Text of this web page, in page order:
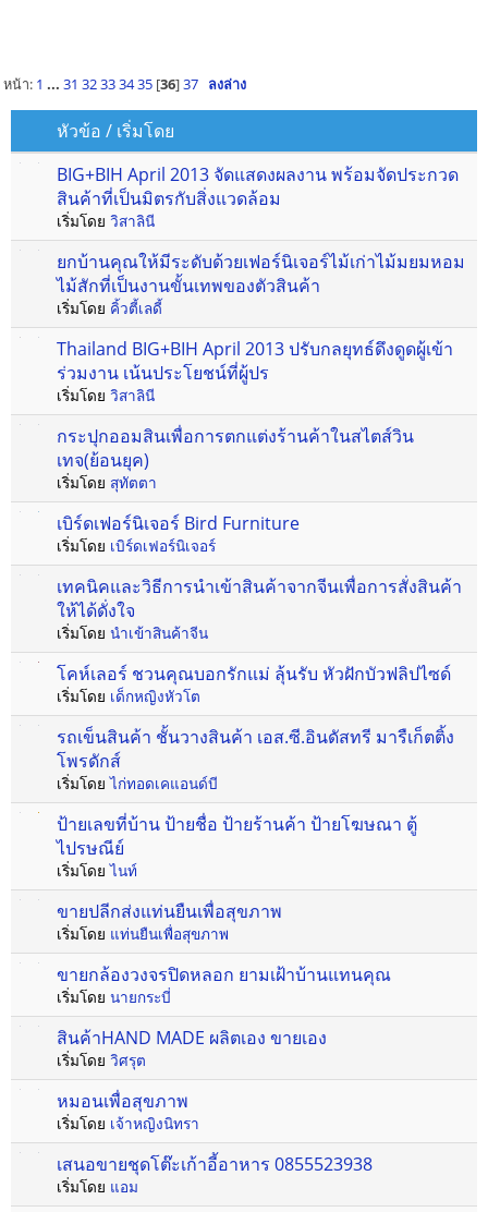
หน้า: 1 ... 31 32 33 34 35[36]37 ลงล่าง
หัวข้อ / เริ่มโดย
BIG+BIH April 2013 จัดแสดงผลงาน พร้อมจัดประกวด
สินค้าที่เป็นมิตรกับสิ่งแวดล้อม
เริ่มโดย วิสาลินี
ยกบ้านคุณให้มีระดับด้วยเฟอร์นิเจอร์ไม้เก่าไม้มยมหอม
ไม้สักที่เป็นงานขั้นเทพของตัวสินค้า
เริ่มโดย คิ้วตี้เลดี้
Thailand BIG+BIH April 2013 ปรับกลยุทธ์ดึงดูดผู้เข้า
ร่วมงาน เน้นประโยชน์ที่ผู้ปร
เริ่มโดย วิสาลินี
กระปุกออมสินเพื่อการตกแต่งร้านค้าในสไตส์วิน
เทจ(ย้อนยุค)
เริ่มโดย สุทัตตา
เบิร์ดเฟอร์นิเจอร์ Bird Furniture
เริ่มโดย เบิร์ดเฟอร์นิเจอร์
เทคนิคและวิธีการนำเข้าสินค้าจากจีนเพื่อการสั่งสินค้า
ให้ได้ดั่งใจ
เริ่มโดย นำเข้าสินค้าจีน
โคห์เลอร์ ชวนคุณบอกรักแม่ ลุ้นรับ หัวฝักบัวฟลิปไซด์
เริ่มโดย เด็กหญิงหัวโต
รถเข็นสินค้า ชั้นวางสินค้า เอส.ซี.อินดัสทรี มารืเก็ตติ้ง
โพรดักส์
เริ่มโดยไก่ทอดเคแอนด์บี
ป้ายเลขที่บ้าน ป้ายชื่อ ป้ายร้านค้า ป้ายโฆษณา ตู้
ไปรษณีย์
เริ่มโดยไนท์
ขายปลีกส่งแท่นยืนเพื่อสุขภาพ
เริ่มโดย แท่นยืนเพื่อสุขภาพ
ขายกล้องวงจรปิดหลอก ยามเฝ้าบ้านแทนคุณ
เริ่มโดย นายกระบี่
สินค้าHAND MADE ผลิตเอง ขายเอง
เริ่มโดย วิศรุต
หมอนเพื่อสุขภาพ
เริ่มโดย เจ้าหญิงนิทรา
เสนอขายชุดโต๊ะเก้าอี้อาหาร 0855523938
เริ่มโดย แอม